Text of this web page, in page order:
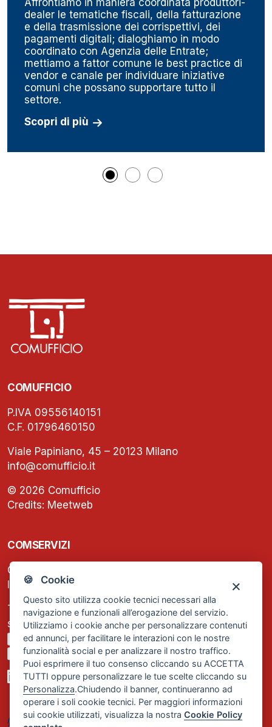
🍪 Cookie
Questo sito utilizza cookie tecnici necessari alla
navigazione e funzionali all’erogazione del servizio.
Utilizziamo i cookie anche per personalizzare contenuti
ed annunci, per facilitare le interazioni con le nostre
funzionalità social e per analizzare il nostro traffico.
Puoi esprimere il tuo consenso cliccando su ACCETTA
TUTTI oppure personalizzare le tue scelte cliccando su
Personalizza.Chiudendo il banner, continueranno ad
operare i soli cookie tecnici. Per maggiori informazioni
sui cookie utilizzati, visualizza la nostraCookie Policy
Affrontiamo in maniera coordinata produttori-
dealer le tematiche fiscali, della fatturazione
e della trasmissione dei corrispettivi, dei
pagamenti digitali; dialoghiamo in modo
coordinato con Agenzia delle Entrate;
mettiamo a fattor comune le best practice di
vendor e canale per individuare iniziative
comuni che possano supportare tutto il
settore.
Scopri di più
COMUFFICIO
P.IVA 09556140151
C.F. 01796460150
Viale Papiniano, 45 – 20123 Milano
info@comufficio.it
© 2026 Comufficio
Credits: Meetweb
COMSERVIZI
C.F. e P.IVA: 13474420158
Iscrizione REA Milano n. 1656740
Tel. +39 02 2838 1307
segreteria@comservizi.eu
Privacy Policy
Cookie Policy